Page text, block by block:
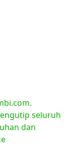
seluruh
dan